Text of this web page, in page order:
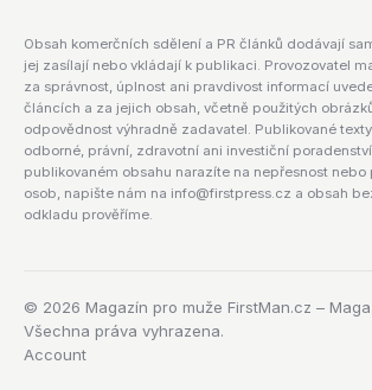
Obsah komerčních sdělení a PR článků dodávají
jej zasílají nebo vkládají k publikaci. Provozovatel
za správnost, úplnost ani pravdivost informací
článcích a za jejich obsah, včetně použitých
odpovědnost výhradně zadavatel. Publikované
odborné, právní, zdravotní ani investiční
publikovaném obsahu narazíte na nepřesnost nebo
osob, napište nám na info@firstpress.cz a obsah
odkladu prověříme.
© 2026 Magazín pro muže FirstMan.cz –
Všechna práva vyhrazena.
Account